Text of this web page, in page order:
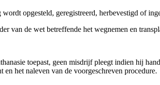
opgesteld, geregistreerd, herbevestigd of
van de wet betreffende het wegnemen en
toepast, geen misdrijf pleegt indien hij
het naleven van de voorgeschreven procedure.